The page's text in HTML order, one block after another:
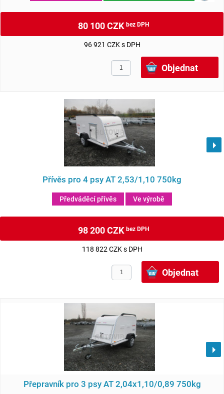
80 100 CZKbez DPH
96 921 CZK s DPH
Přívěs pro 4 psy AT 2,53/1,10 750kg
Předváděcí přívěs Ve výrobě
98 200 CZKbez DPH
118 822 CZK s DPH
Přepravník pro 3 psy AT 2,04x1,10/0,89 750kg